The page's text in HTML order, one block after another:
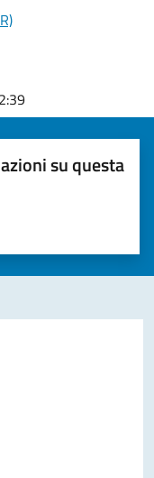
su questa
5 stelle)la chiarezza delle